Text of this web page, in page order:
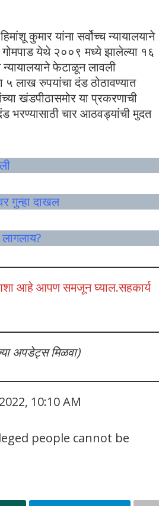
कुमार यांना सर्वोच्च न्यायालयाने
येथे २००९ मध्ये झालेल्या १६
न्यायालयाने फेटाळून लावली
५ लाख रुपयांचा दंड ठोठावण्यात
खंडपीठासमोर या प्रकरणाची
भरण्यासाठी चार आठवड्यांची मुदत
गुन्हा दाखल
आहे आपण समजून घ्याल.सहकार्य
अपडेट्स मिळवा)
10:10 AM
people cannot be